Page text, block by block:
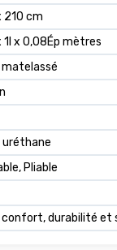
210 cm
1l x 0,08Ép mètres
matelassé
uréthane
Pliable
confort, durabilité et